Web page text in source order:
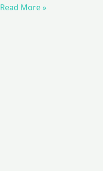
Read More »